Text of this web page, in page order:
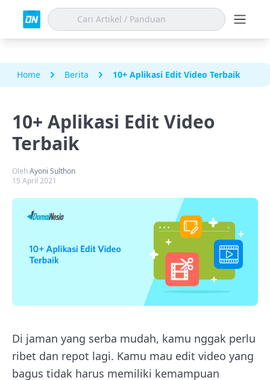
Home Berita 10+ Aplikasi Edit Video Terbaik
10+ Aplikasi Edit Video
Terbaik
OlehAyoni Sulthon
15 April 2021
Di jaman yang serba mudah, kamu nggak perlu
ribet dan repot lagi. Kamu mau edit video yang
bagus tidak harus memiliki kemampuan